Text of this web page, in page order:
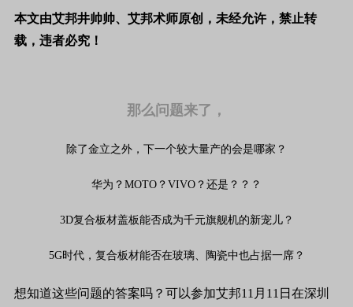
本文由艾邦井帅帅、艾邦术师原创，未经允许，禁止转
载，违者必究！
那么问题来了，
除了金立之外，下一个较大量产的会是哪家？
华为？MOTO？VIVO？还是？？？
3D复合板材盖板能否成为千元旗舰机的新宠儿？
5G时代，复合板材能否在玻璃、陶瓷中也占据一席？
想知道这些问题的答案吗？可以参加艾邦11月11日在深圳